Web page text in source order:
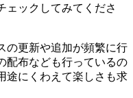
ェックしてみてくださ
の更新や追加が頻繁に行
配布なども行っているの
途にくわえて楽しさも求